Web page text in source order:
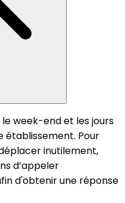
le week-end et les jours
établissement. Pour
inutilement,
d’appeler
d'obtenir une réponse